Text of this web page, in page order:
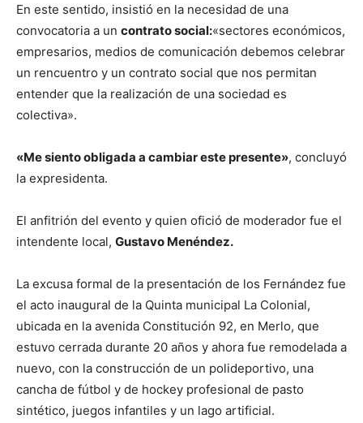
En este sentido, insistió en la necesidad de una
convocatoria a un contrato social:«sectores económicos,
empresarios, medios de comunicación debemos celebrar
un rencuentro y un contrato social que nos permitan
entender que la realización de una sociedad es
colectiva».
«Me siento obligada a cambiar este presente», concluyó
la expresidenta.
El anfitrión del evento y quien ofició de moderador fue el
intendente local, Gustavo Menéndez.
La excusa formal de la presentación de los Fernández fue
el acto inaugural de la Quinta municipal La Colonial,
ubicada en la avenida Constitución 92, en Merlo, que
estuvo cerrada durante 20 años y ahora fue remodelada a
nuevo, con la construcción de un polideportivo, una
cancha de fútbol y de hockey profesional de pasto
sintético, juegos infantiles y un lago artificial.